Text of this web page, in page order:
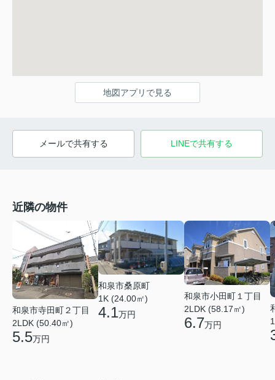
地図アプリで見る
メールで共有する LINEで共有する
近隣の物件
和泉市寺田町２丁目
2LDK (50.40㎡)
5.5万円
和泉市桑原町
1K (24.00㎡)
4.1万円
和泉市小田町１丁目
2LDK (58.17㎡)
6.7万円